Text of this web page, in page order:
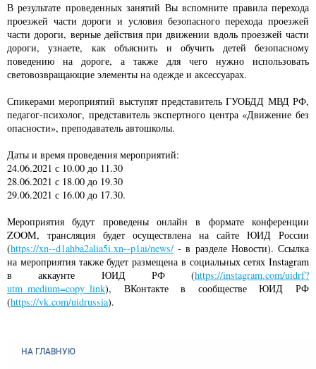
В результате проведенных занятий Вы вспомните правила перехода
проезжей части дороги и условия безопасного перехода проезжей
части дороги, верные действия при движении вдоль проезжей части
дороги, узнаете, как объяснить и обучить детей безопасному
поведению на дороге, а также для чего нужно использовать
световозвращающие элементы на одежде и аксессуарах.
Спикерами мероприятий выступят представитель ГУОБДД МВД РФ,
педагог-психолог, представитель экспертного центра «Движение без
опасности», преподаватель автошколы.
Даты и время проведения мероприятий:
24.06.2021 с 10.00 до 11.30
28.06.2021 с 18.00 до 19.30
29.06.2021 с 16.00 до 17.30.
Мероприятия будут проведены онлайн в формате конференции
ZOOM, трансляция будет осуществлена на сайте ЮИД России
(https://xn--d1ahba2alia5i.xn--p1ai/news/ - в разделе Новости). Ссылка
на мероприятия также будет размещена в социальных сетях Instagram
в аккаунте ЮИД РФ (https://instagram.com/uidrf?
utm_medium=copy_link), ВКонтакте в сообществе ЮИД РФ
(https://vk.com/uidrussia).
НА ГЛАВНУЮ